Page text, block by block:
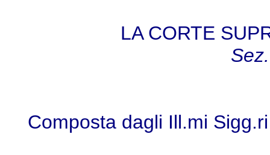
LA CORTE
Composta dagli Ill.mi